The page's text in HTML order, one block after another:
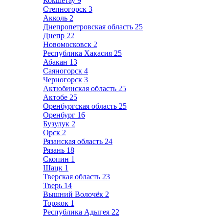
Степногорск 3
Акколь 2
Днепропетровская область 25
Днепр 22
Новомосковск 2
Республика Хакасия 25
Абакан 13
Саяногорск 4
Черногорск 3
Актюбинская область 25
Актобе 25
Оренбургская область 25
Оренбург 16
Бузулук 2
Орск 2
Рязанская область 24
Рязань 18
Скопин 1
Шацк 1
Тверская область 23
Тверь 14
Вышний Волочёк 2
Торжок 1
Республика Адыгея 22